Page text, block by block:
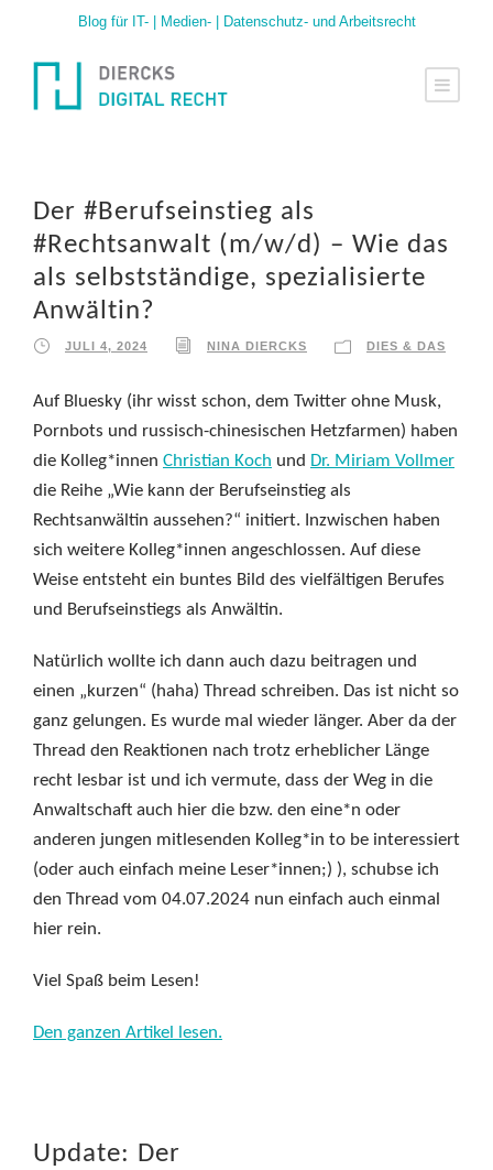
Blog für IT- | Medien- | Datenschutz- und Arbeitsrecht
Der #Berufseinstieg als
#Rechtsanwalt (m/w/d) – Wie das
als selbstständige, spezialisierte
Anwältin?
JULI 4, 2024 NINA DIERCKS DIES & DAS
Auf Bluesky (ihr wisst schon, dem Twitter ohne Musk,
Pornbots und russisch-chinesischen Hetzfarmen) haben
die Kolleg*innen Christian Koch und Dr. Miriam Vollmer
die Reihe „Wie kann der Berufseinstieg als
Rechtsanwältin aussehen?“ initiert. Inzwischen haben
sich weitere Kolleg*innen angeschlossen. Auf diese
Weise entsteht ein buntes Bild des vielfältigen Berufes
und Berufseinstiegs als Anwältin.
Natürlich wollte ich dann auch dazu beitragen und
einen „kurzen“ (haha) Thread schreiben. Das ist nicht so
ganz gelungen. Es wurde mal wieder länger. Aber da der
Thread den Reaktionen nach trotz erheblicher Länge
recht lesbar ist und ich vermute, dass der Weg in die
Anwaltschaft auch hier die bzw. den eine*n oder
anderen jungen mitlesenden Kolleg*in to be interessiert
(oder auch einfach meine Leser*innen;) ), schubse ich
den Thread vom 04.07.2024 nun einfach auch einmal
hier rein.
Viel Spaß beim Lesen!
Den ganzen Artikel lesen.
Update: Der